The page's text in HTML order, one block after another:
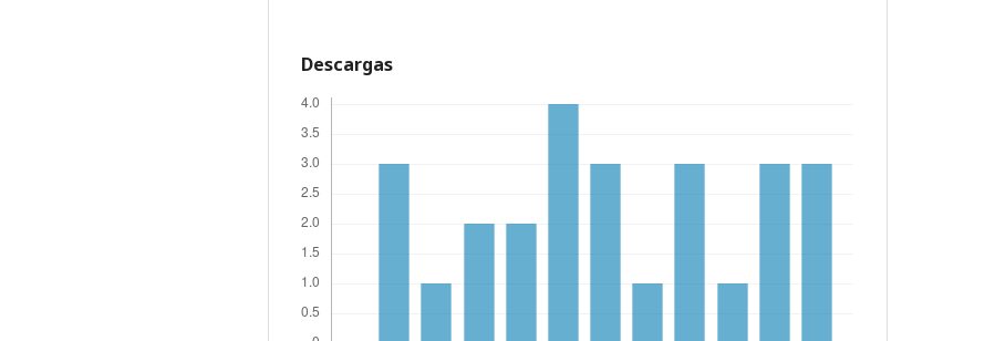
Descargas